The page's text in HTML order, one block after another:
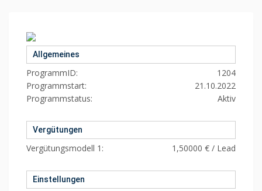
Allgemeines
ProgrammID:
1204
Programmstart:
21.10.2022
Programmstatus:
Aktiv
Vergütungen
Vergütungsmodell 1: 1,50000 € / Lead
Einstellungen